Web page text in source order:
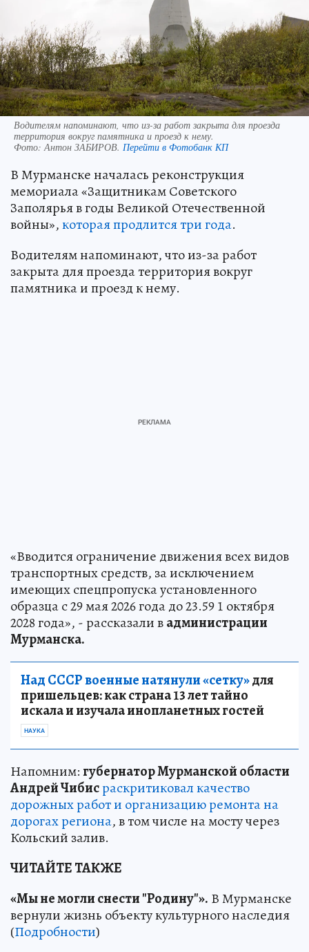
Водителям напоминают, что из-за работ закрыта для проезда
территория вокруг памятника и проезд к нему.
Фото:Антон ЗАБИРОВ. Перейти в Фотобанк КП
В Мурманске началась реконструкция
мемориала «Защитникам Советского
Заполярья в годы Великой Отечественной
войны»,которая продлится три года.
Водителям напоминают, что из-за работ
закрыта для проезда территория вокруг
памятника и проезд к нему.
«Вводится ограничение движения всех видов
транспортных средств, за исключением
имеющих спецпропуска установленного
образца с 29 мая 2026 года до 23.59 1 октября
2028 года», - рассказали вадминистрации
Мурманска.
Над СССР военные натянули «сетку»для
пришельцев: как страна 13 лет тайно
искала и изучала инопланетных гостей
НАУКА
Напомним:губернатор Мурманской области
Андрей Чибисраскритиковал качество
дорожных работ и организацию ремонта на
дорогах региона, в том числе на мосту через
Кольский залив.
ЧИТАЙТЕ ТАКЖЕ
«Мы не могли снести "Родину"». В Мурманске
вернули жизнь объекту культурного наследия
(Подробности)